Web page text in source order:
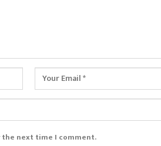
the next time I comment.